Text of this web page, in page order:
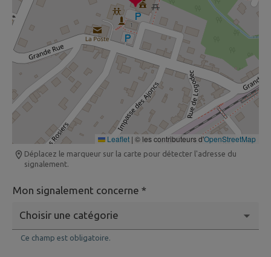
Leaflet | © les contributeurs d'OpenStreetMap
Déplacez le marqueur sur la carte pour détecter l'adresse du
signalement.
Mon signalement concerne *
Ce champ est obligatoire.